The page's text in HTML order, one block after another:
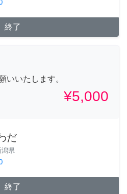
終了
いいたします。
¥5,000
だ
潟県
終了